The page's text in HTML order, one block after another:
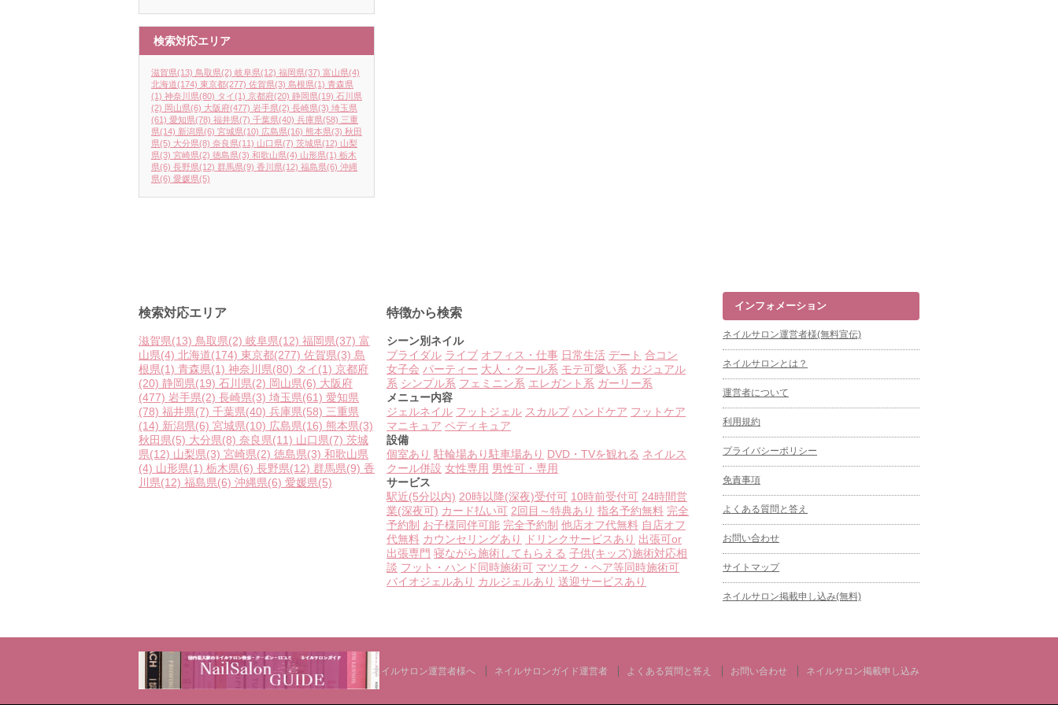
検索対応エリア
滋賀県(13) 鳥取県(2) 岐阜県(12) 福岡県(37) 富山県(4)
北海道(174) 東京都(277) 佐賀県(3) 島根県(1) 青森県
(1) 神奈川県(80) タイ(1) 京都府(20) 静岡県(19) 石川県
(2) 岡山県(6) 大阪府(477) 岩手県(2) 長崎県(3) 埼玉県
(61) 愛知県(78) 福井県(7) 千葉県(40) 兵庫県(58) 三重
県(14) 新潟県(6) 宮城県(10) 広島県(16) 熊本県(3) 秋田
県(5) 大分県(8) 奈良県(11) 山口県(7) 茨城県(12) 山梨
県(3) 宮崎県(2) 徳島県(3) 和歌山県(4) 山形県(1) 栃木
県(6) 長野県(12) 群馬県(9) 香川県(12) 福島県(6) 沖縄
県(6) 愛媛県(5)
検索対応エリア
滋賀県(13) 鳥取県(2) 岐阜県(12) 福岡県(37) 富
山県(4) 北海道(174) 東京都(277) 佐賀県(3) 島
根県(1) 青森県(1) 神奈川県(80) タイ(1) 京都府
(20) 静岡県(19) 石川県(2) 岡山県(6) 大阪府
(477) 岩手県(2) 長崎県(3) 埼玉県(61) 愛知県
(78) 福井県(7) 千葉県(40) 兵庫県(58) 三重県
(14) 新潟県(6) 宮城県(10) 広島県(16) 熊本県(3)
秋田県(5) 大分県(8) 奈良県(11) 山口県(7) 茨城
県(12) 山梨県(3) 宮崎県(2) 徳島県(3) 和歌山県
(4) 山形県(1) 栃木県(6) 長野県(12) 群馬県(9) 香
川県(12) 福島県(6) 沖縄県(6) 愛媛県(5)
特徴から検索
シーン別ネイル
ブライダル ライブ オフィス・仕事 日常生活 デート 合コン
女子会 パーティー 大人・クール系 モテ可愛い系 カジュアル
系 シンプル系 フェミニン系 エレガント系 ガーリー系
メニュー内容
ジェルネイル フットジェル スカルプ ハンドケア フットケア
マニキュア ペディキュア
設備
個室あり 駐輪場あり駐車場あり DVD・TVを観れる ネイルス
クール併設 女性専用 男性可・専用
サービス
駅近(5分以内) 20時以降(深夜)受付可 10時前受付可 24時間営
業(深夜可) カード払い可 2回目～特典あり 指名予約無料 完全
予約制 お子様同伴可能 完全予約制 他店オフ代無料 自店オフ
代無料 カウンセリングあり ドリンクサービスあり 出張可or
出張専門 寝ながら施術してもらえる 子供(キッズ)施術対応相
談 フット・ハンド同時施術可 マツエク・ヘア等同時施術可
バイオジェルあり カルジェルあり 送迎サービスあり
インフォメーション
ネイルサロン運営者様(無料宣伝)
ネイルサロンとは？
運営者について
利用規約
プライバシーポリシー
免責事項
よくある質問と答え
お問い合わせ
サイトマップ
ネイルサロン掲載申し込み(無料)
ネイルサロン運営者様へ ネイルサロンガイド運営者 よくある質問と答え お問い合わせ ネイルサロン掲載申し込み